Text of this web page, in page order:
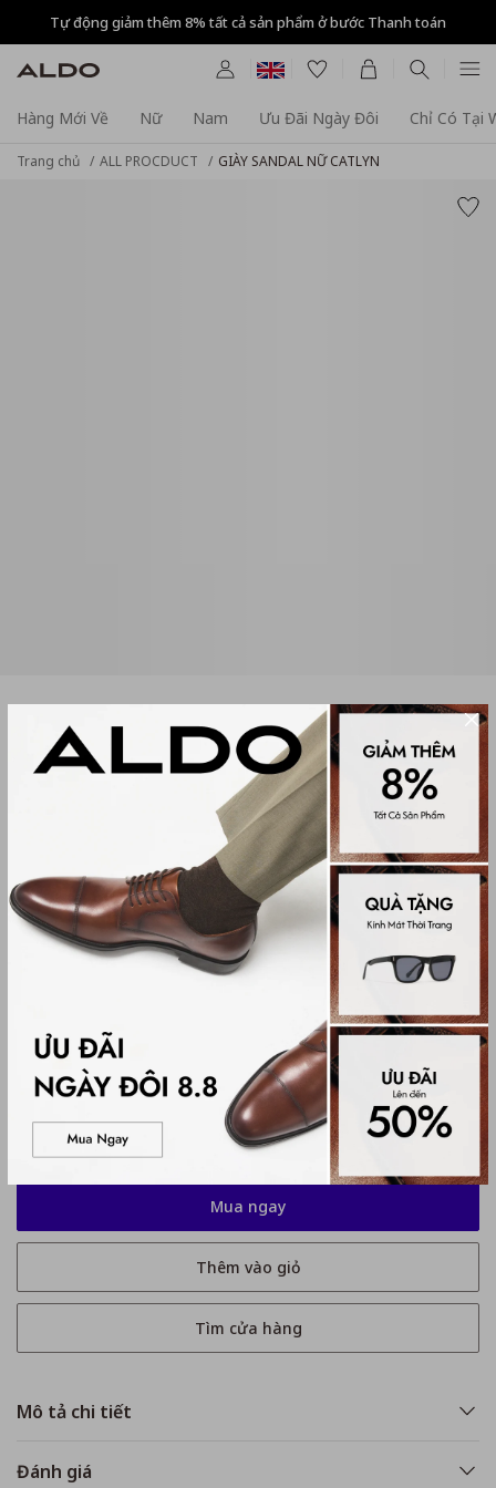
Tự động giảm thêm 8% tất cả sản phẩm ở bước Thanh toán
Hàng Mới Về Nữ Nam Ưu Đãi Ngày Đôi Chỉ Có Tại
Trang chủ ALL PROCDUCT GIÀY SANDAL NỮ CATLYN
GIÀY SANDAL NỮ CATLYN
849,000₫ 1,750,000₫
Màu sắc Tan Multi
Kích thước 35
35
36 37 37.5 38
39 40
Mô tả chi tiết
Đánh giá
Mua ngay
Thêm vào giỏ
Tìm cửa hàng